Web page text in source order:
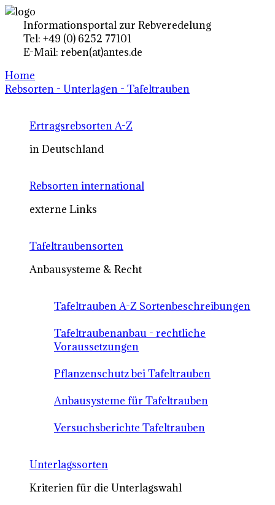
Informationsportal zur Rebveredelung
Tel: +49 (0) 6252 77101
E-Mail: reben(at)antes.de
Home
Rebsorten - Unterlagen - Tafeltrauben
Ertragsrebsorten A-Z
in Deutschland
Rebsorten international
externe Links
Tafeltraubensorten
Anbausysteme & Recht
Tafeltrauben A-Z Sortenbeschreibungen
Tafeltraubenanbau - rechtliche
Voraussetzungen
Pflanzenschutz bei Tafeltrauben
Anbausysteme für Tafeltrauben
Versuchsberichte Tafeltrauben
Unterlagssorten
Kriterien für die Unterlagswahl